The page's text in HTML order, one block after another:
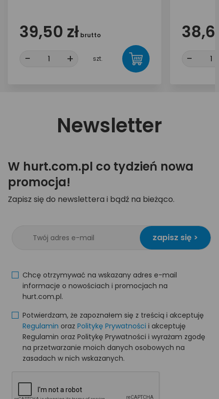
39,50 zł brutto
- + szt. -
Newsletter
W hurt.com.pl co tydzień nowa
promocja!
Zapisz się do newslettera i bądź na bieżąco.
zapisz się >
Chcę otrzymywać na wskazany adres e-mail
informacje o nowościach i promocjach na
hurt.com.pl.
Potwierdzam, że zapoznałem się z treścią i akceptuję
Regulamin oraz Politykę Prywatności i akceptuję
Regulamin oraz Politykę Prywatności i wyrażam zgodę
na przetwarzanie moich danych osobowych na
zasadach w nich wskazanych.